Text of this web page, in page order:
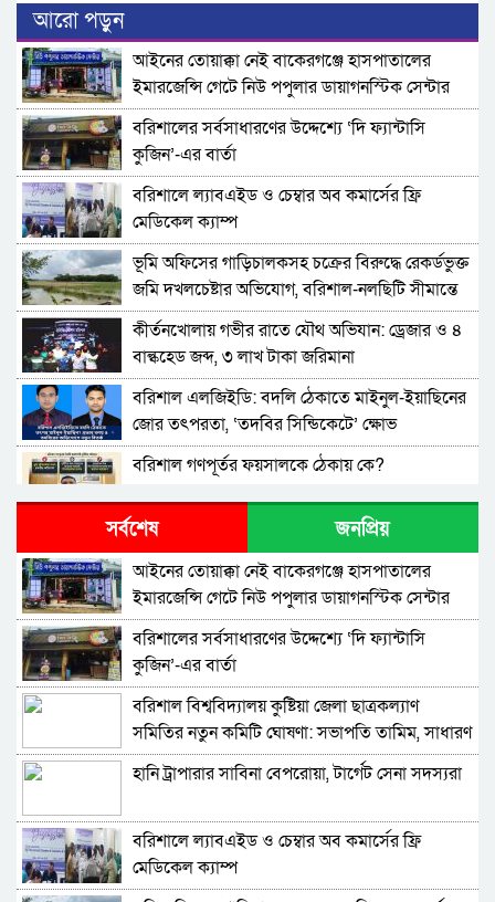
আরো পড়ুন
​আইনের তোয়াক্কা নেই বাকেরগঞ্জে হাসপাতালের
ইমারজেন্সি গেটে নিউ পপুলার ডায়াগনস্টিক সেন্টার
বরিশালের সর্বসাধারণের উদ্দেশ্যে ‘দি ফ্যান্টাসি
কুজিন’-এর বার্তা
বরিশালে ল্যাবএইড ও চেম্বার অব কমার্সের ফ্রি
মেডিকেল ক্যাম্প
‎ভূমি অফিসের গাড়িচালকসহ চক্রের বিরুদ্ধে রেকর্ডভুক্ত
জমি দখলচেষ্টার অভিযোগ, বরিশাল-নলছিটি সীমান্তে
চাঞ্চল্য
কীর্তনখোলায় গভীর রাতে যৌথ অভিযান: ড্রেজার ও ৪
বাল্কহেড জব্দ, ৩ লাখ টাকা জরিমানা
বরিশাল এলজিইডি: বদলি ঠেকাতে মাইনুল-ইয়াছিনের
জোর তৎপরতা, ‘তদবির সিন্ডিকেটে’ ক্ষোভ
বরিশাল গণপূর্তর ফয়সালকে ঠেকায় কে?
বরিশালে শিক্ষকদের কোচিং বাণিজ্য: সংকটে প্রাথমিক
শিক্ষা
উত্তর আমানতগঞ্জ সিকদার পাড়া জামে মসজিদের
পূর্ণাঙ্গ কমিটি গঠন
বরিশাল এয়ারপোর্ট থানার পৃথক অভিযানে ইয়াবাসহ
দুই মাদক ব্যবসায়ী আটক ​
বরিশালে অর্ধ কোটি টাকা আত্মসাতের অভিযোগ,
প্রতারণার শিকার লিজা সিদ্দিক দম্পতি
বার্তা দিলেন কাউন্সিলর প্রার্থী জিতু
বরিশালে মাছের ট্রাক থেকে ১ লাখ টাকা চাঁদাবাজি,
বহিষ্কার দুই ছাত্রদল নেতা
সর্বশেষ জনপ্রিয়
​আইনের তোয়াক্কা নেই বাকেরগঞ্জে হাসপাতালের
ইমারজেন্সি গেটে নিউ পপুলার ডায়াগনস্টিক সেন্টার
বরিশালের সর্বসাধারণের উদ্দেশ্যে ‘দি ফ্যান্টাসি
কুজিন’-এর বার্তা
বরিশাল বিশ্ববিদ্যালয় কুষ্টিয়া জেলা ছাত্রকল্যাণ
সমিতির নতুন কমিটি ঘোষণা: সভাপতি তামিম, সাধারণ
সম্পাদক রিহাম
হানি ট্রাপারার সাবিনা বেপরোয়া, টার্গেট সেনা সদস্যরা
বরিশালে ল্যাবএইড ও চেম্বার অব কমার্সের ফ্রি
মেডিকেল ক্যাম্প